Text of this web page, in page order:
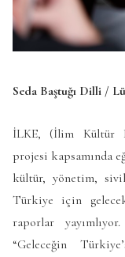
Seda Baştuğı Dilli /
İLKE, (İlim Kültür
projesi kapsamında
kültür, yönetim,
Türkiye için
raporlar
“Geleceğin